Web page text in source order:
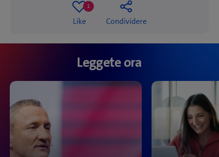
Like
1
One
Condividere
Leggete ora